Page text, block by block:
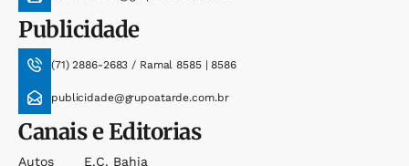
Publicidade
(71) 2886-2683 / Ramal 8585 | 8586
publicidade@grupoatarde.com.br
Canais e Editorias
Autos
E.c. Bahia